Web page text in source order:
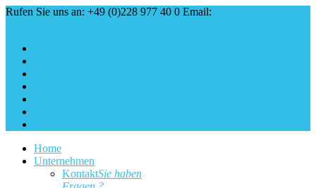
Rufen Sie uns an: +49 (0)228 977 40 0 Email:
Home
Unternehmen
KontaktSie haben